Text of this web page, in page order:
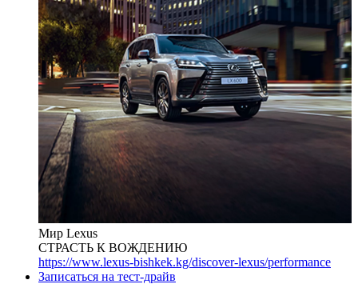
Мир Lexus
СТРАСТЬ К ВОЖДЕНИЮ
https://www.lexus-bishkek.kg/discover-lexus/performance
Записаться на тест-драйв